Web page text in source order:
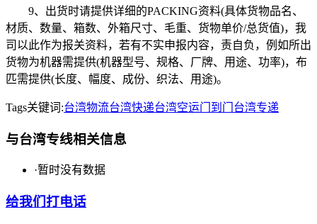
9、出货时请提供详细的PACKING资料(具体货物品名、
材质、数量、箱数、外箱尺寸、毛重、货物单价/总货值)，我
司以此作为报关资料，若有不实申报内容，责自负，例如所出
货物为机器需提供(机器型号、规格、厂牌、用途、功率)，布
匹需提供(长度、幅度、成份、织法、用途)。
Tags关键词:台湾物流台湾快递台湾空运门到门台湾专递
与台湾专线相关信息
·暂时没有数据
给我们打电话